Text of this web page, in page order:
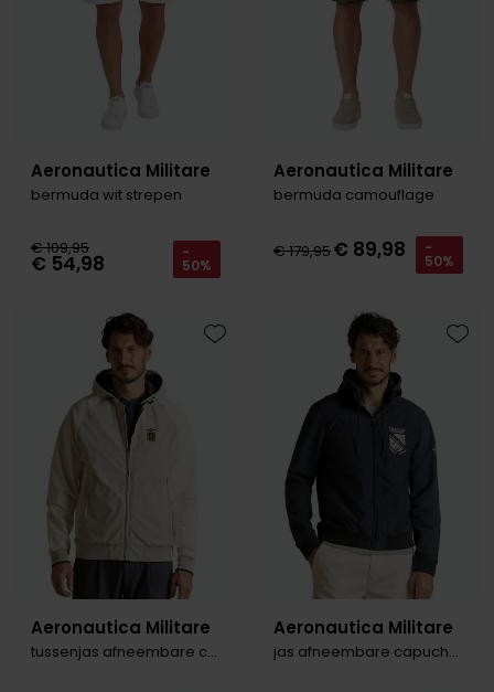
Aeronautica Militare
bermuda wit strepen
€ 109,95
€ 54,98 -
50%
Aeronautica Militare
bermuda camouflage
€ 179,95€ 89,98 -
50%
Aeronautica Militare
tussenjas afneembare capuchon
Toevoegen aan favorieten
Aeronautica Militare
jas afneembare capuchon